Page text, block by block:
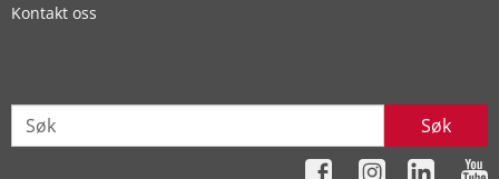
Kontakt oss
Søk